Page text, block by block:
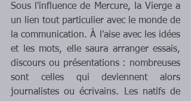
Sous l'influence de Mercure, la Vierge a
un lien tout particulier avec le monde de
la communication. À l'aise avec les idées
et les mots, elle saura arranger essais,
discours ou présentations : nombreuses
sont celles qui deviennent alors
journalistes ou écrivains. Les natifs de